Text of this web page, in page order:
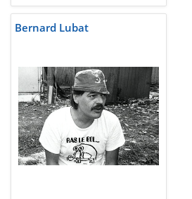
Bernard Lubat